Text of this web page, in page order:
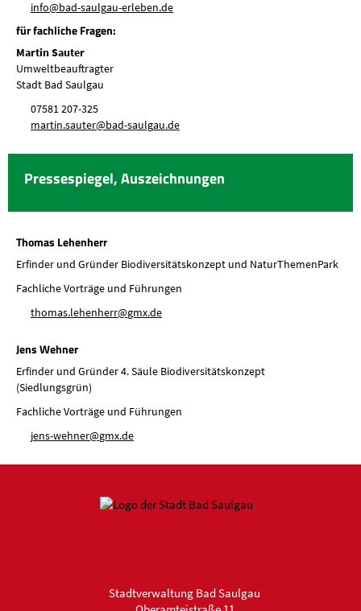
nf
b d-s lg - rl b n d
für fachliche Fragen:
Martin Sauter
Umweltbeauftragter
Stadt Bad Saulgau
07581 207-325
m rt n s t r b d-s lg d
Pressespiegel, Auszeichnungen
Thomas Lehenherr
Erfinder und Gründer Biodiversitätskonzept und NaturThemenPark
Fachliche Vorträge und Führungen
th m s l h nh rr gmxd
Jens Wehner
Erfinder und Gründer 4. Säule Biodiversitätskonzept
(Siedlungsgrün)
Fachliche Vorträge und Führungen
j ns-w hn r gmxd
Stadtverwaltung Bad Saulgau